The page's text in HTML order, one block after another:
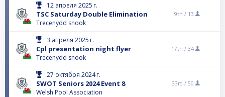
12 апреля 2025 г.
TSC Saturday Double Elimination
Trecenydd snook
9th / 13
3 апреля 2025 г.
Cpl presentation night flyer
Trecenydd snook
17th / 34
27 октября 2024 г.
SWOT Seniors 2024 Event 8
Welsh Pool Association
33rd / 50